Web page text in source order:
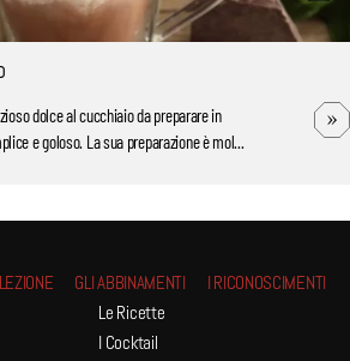
dolce al cucchiaio da preparare in
e goloso. La sua preparazione è mol...
GLI ABBINAMENTI
Le Ricette
I Cocktail
I RICONOSCIMENTI